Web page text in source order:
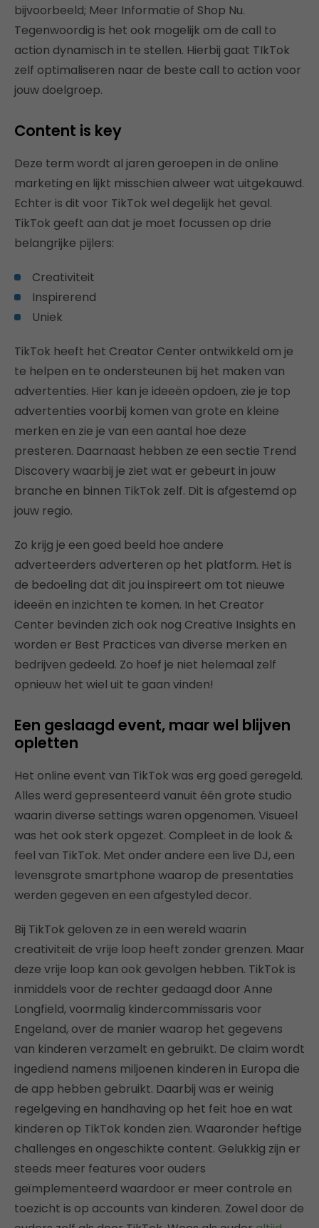
bijvoorbeeld; Meer Informatie of Shop Nu.
Tegenwoordig is het ook mogelijk om de call to
action dynamisch in te stellen. Hierbij gaat TIkTok
zelf optimaliseren naar de beste call to action voor
jouw doelgroep.
Content is key
Deze term wordt al jaren geroepen in de online
marketing en lijkt misschien alweer wat uitgekauwd.
Echter is dit voor TikTok wel degelijk het geval.
TikTok geeft aan dat je moet focussen op drie
belangrijke pijlers:
Creativiteit
Inspirerend
Uniek
TikTok heeft het Creator Center ontwikkeld om je
te helpen en te ondersteunen bij het maken van
advertenties. Hier kan je ideeën opdoen, zie je top
advertenties voorbij komen van grote en kleine
merken en zie je van een aantal hoe deze
presteren. Daarnaast hebben ze een sectie Trend
Discovery waarbij je ziet wat er gebeurt in jouw
branche en binnen TikTok zelf. Dit is afgestemd op
jouw regio.
Zo krijg je een goed beeld hoe andere
adverteerders adverteren op het platform. Het is
de bedoeling dat dit jou inspireert om tot nieuwe
ideeën en inzichten te komen. In het Creator
Center bevinden zich ook nog Creative Insights en
worden er Best Practices van diverse merken en
bedrijven gedeeld. Zo hoef je niet helemaal zelf
opnieuw het wiel uit te gaan vinden!
Een geslaagd event, maar wel blijven
opletten
Het online event van TikTok was erg goed geregeld.
Alles werd gepresenteerd vanuit één grote studio
waarin diverse settings waren opgenomen. Visueel
was het ook sterk opgezet. Compleet in de look &
feel van TikTok. Met onder andere een live DJ, een
levensgrote smartphone waarop de presentaties
werden gegeven en een afgestyled decor.
Bij TikTok geloven ze in een wereld waarin
creativiteit de vrije loop heeft zonder grenzen. Maar
deze vrije loop kan ook gevolgen hebben. TikTok is
inmiddels voor de rechter gedaagd door Anne
Longfield, voormalig kindercommissaris voor
Engeland, over de manier waarop het gegevens
van kinderen verzamelt en gebruikt. De claim wordt
ingediend namens miljoenen kinderen in Europa die
de app hebben gebruikt. Daarbij was er weinig
regelgeving en handhaving op het feit hoe en wat
kinderen op TikTok konden zien. Waaronder heftige
challenges en ongeschikte content. Gelukkig zijn er
steeds meer features voor ouders
geïmplementeerd waardoor er meer controle en
toezicht is op accounts van kinderen. Zowel door de